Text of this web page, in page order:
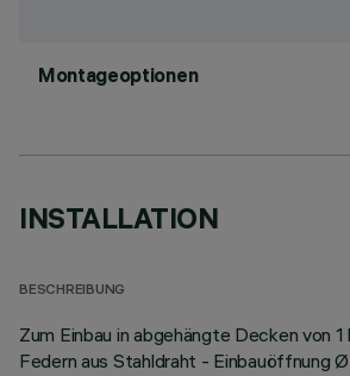
Montageoptionen
INSTALLATION
BESCHREIBUNG
Zum Einbau in abgehängte Decken von
Federn aus Stahldraht - Einbauöffnung